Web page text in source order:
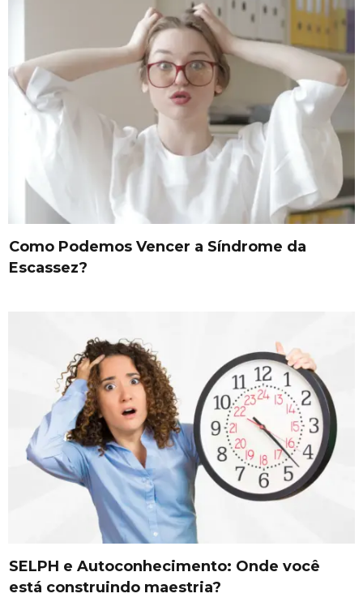
Como Podemos Vencer a Síndrome da
Escassez?
SELPH e Autoconhecimento: Onde você
está construindo maestria?